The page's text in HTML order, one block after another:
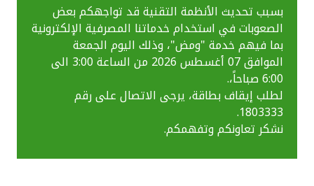
بسبب تحديث الأنظمة التقنية قد تواجهكم بعض
الصعوبات في استخدام خدماتنا المصرفية الإلكترونية
بما فيهم خدمة "ومض"، وذلك اليوم الجمعة
الموافق 07 أغسطس 2026 من الساعة 3:00 الى
6:00 صباحاً،.
لطلب إيقاف بطاقة، يرجى الاتصال على رقم
1803333.
نشكر تعاونكم وتفهمكم.